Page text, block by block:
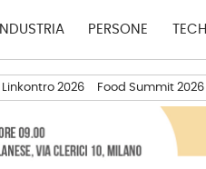
INDUSTRIA PERSONE TECH
Linkontro 2026 Food Summit 2026